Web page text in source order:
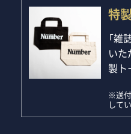
特
「雑
いた
製ト
※送
して